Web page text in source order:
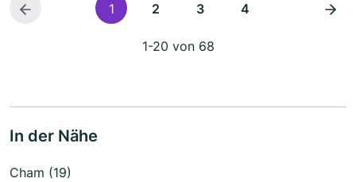
1 2 3 4
1-20 von 68
In der Nähe
Cham (19)